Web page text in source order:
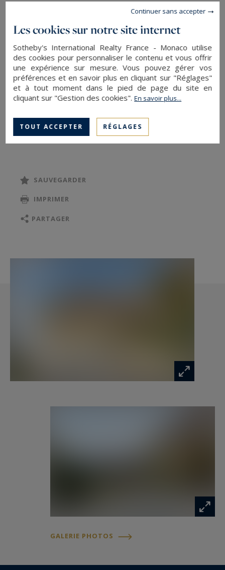
habitable d’environ 310 m², cette demeure
volumes avec une vue imprenable, invitant à la
détente et à l’art de vivre.
Rez-de-jardin : Un dégagement avec placards
dessert un salon et une cuisine d’été idéale pour
recevoir en toute convivialité. Ce niveau
comprend également un wc indépendant avec
lave-mains, une salle d’eau avec wc, une
chaufferie, une cave, une cave à vin, une
placards intégrés, mène vers une cuisine
équipée et aménagée avec son cellier attenant,
luminosité.
s’agrémente d’une forêt privée, d’une mare
saison un tableau vivant.
SAUVEGARDER
IMPRIMER
PARTAGER
GALERIE PHOTOS
Les cookies sur notre site internet
Sotheby's International Realty France - Monaco utilise
des cookies pour personnaliser le contenu et vous offrir
une expérience sur mesure. Vous pouvez gérer vos
préférences et en savoir plus en cliquant sur "Réglages"
et à tout moment dans le pied de page du site en
cliquant sur "Gestion des cookies".En savoir plus...
TOUT ACCEPTER RÉGLAGES
Continuer sans accepter